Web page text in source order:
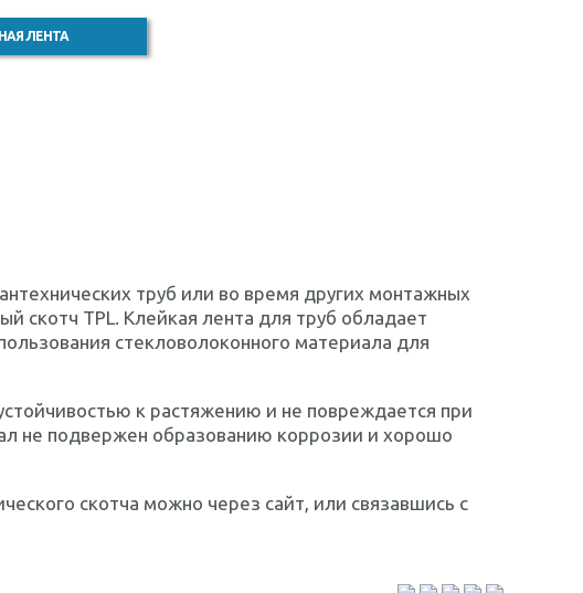
ЛЕНТА
труб или во время других монтажных
скотч TPL. Клейкая лента для труб обладает
стекловолоконного материала для
к растяжению и не повреждается при
не подвержен образованию коррозии и хорошо
скотча можно через сайт, или связавшись с